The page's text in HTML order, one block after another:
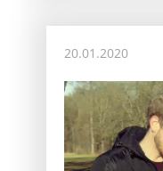
20.01.2020